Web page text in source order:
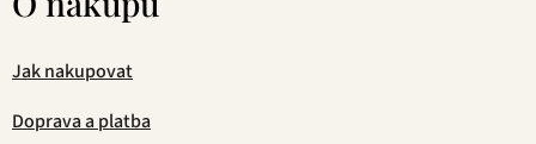
Jak nakupovat
Doprava a platba